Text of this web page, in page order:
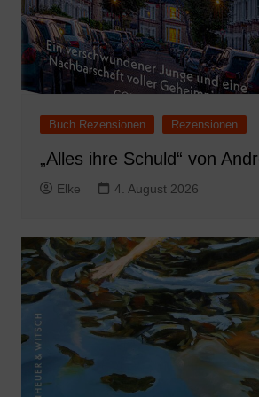
Buch Rezensionen Rezensionen
„Alles ihre Schuld“ von
Elke 4. August 2026